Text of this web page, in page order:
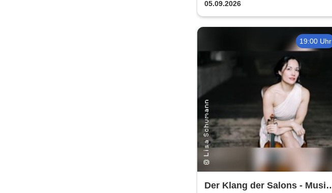
Planschemalöör, Paveier
05.09.2026
19:00 Uhr
Der Klang der Salons - Musik